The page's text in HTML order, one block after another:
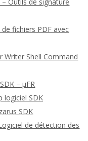
fichiers PDF avec
Writer Shell Command
– μFR
logiciel SDK
SDK
de détection des